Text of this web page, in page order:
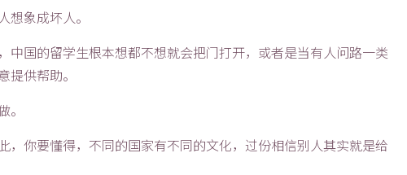
象成坏人。
国的留学生根本想都不想就会把门打开，或者是当有人问路一类
供帮助。
你要懂得，不同的国家有不同的文化，过份相信别人其实就是给